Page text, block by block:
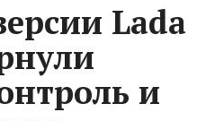
Lada
и